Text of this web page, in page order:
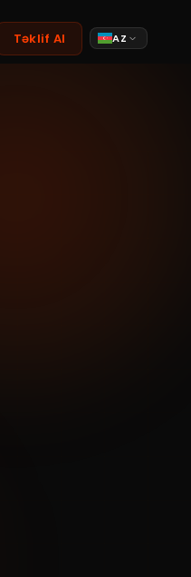
Təklif Al AZ